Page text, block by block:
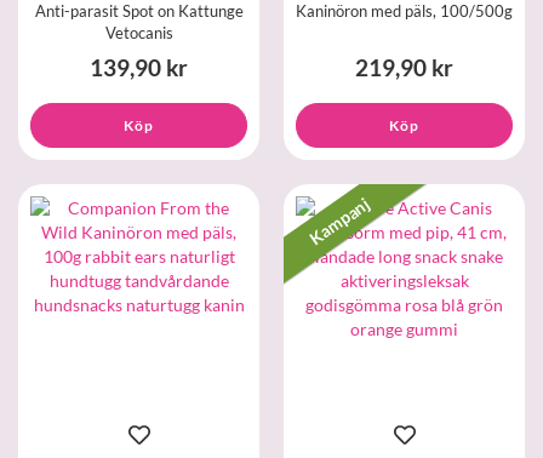
Anti-parasit Spot on Kattunge
Vetocanis
139,90 kr
Köp
Kaninöron med päls, 100/500g
219,90 kr
Köp
Kampanj